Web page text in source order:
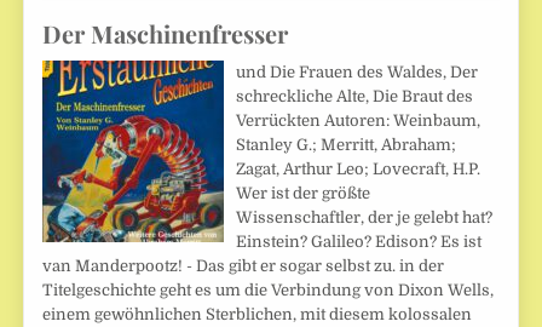
Der Maschinenfresser
und Die Frauen des Waldes, Der
schreckliche Alte, Die Braut des
Verrückten Autoren: Weinbaum,
Stanley G.; Merritt, Abraham;
Zagat, Arthur Leo; Lovecraft, H.P.
Wer ist der größte
Wissenschaftler, der je gelebt hat?
Einstein? Galileo? Edison? Es ist
van Manderpootz! - Das gibt er sogar selbst zu. in der
Titelgeschichte geht es um die Verbindung von Dixon Wells,
einem gewöhnlichen Sterblichen, mit diesem kolossalen